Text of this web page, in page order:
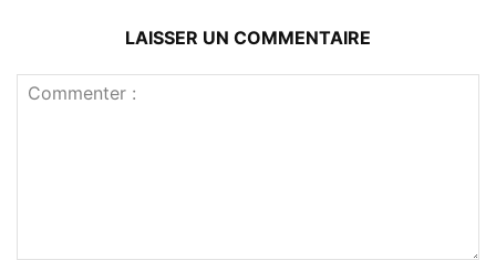
LAISSER UN COMMENTAIRE